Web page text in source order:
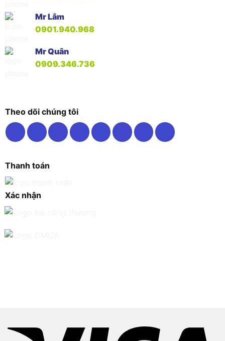
Mr Lâm
0901.940.968
Mr Quân
0909.346.736
Theo dõi chúng tôi
Thanh toán
Xác nhận